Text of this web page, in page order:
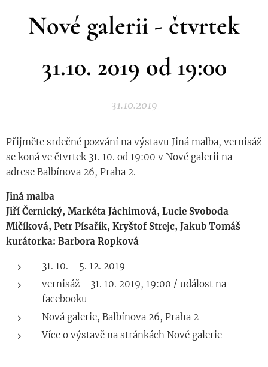
Nové galerii - čtvrtek
31.10. 2019 od 19:00
31.10.2019
Přijměte srdečné pozvání na výstavu Jiná malba, vernisáž
se koná ve čtvrtek 31. 10. od 19:00 v Nové galerii na
adrese Balbínova 26, Praha 2.
Jiná malba
Jiří Černický, Markéta Jáchimová, Lucie Svoboda
Mičíková, Petr Písařík, Kryštof Strejc, Jakub Tomáš
kurátorka: Barbora Ropková
31. 10. - 5. 12. 2019
vernisáž - 31. 10. 2019, 19:00 / událost na
facebooku
Nová galerie, Balbínova 26, Praha 2
Více o výstavě na stránkách Nové galerie